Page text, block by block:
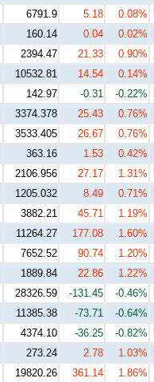
6791.9 5.18 0.08%
160.14 0.04 0.02%
2394.47 21.33 0.90%
10532.81 14.54 0.14%
142.97 -0.31 -0.22%
3374.378 25.43 0.76%
3533.405 26.67 0.76%
363.16 1.53 0.42%
2106.956 27.17 1.31%
1205.032 8.49 0.71%
3882.21 45.71 1.19%
11264.27 177.08 1.60%
7652.52 90.74 1.20%
1889.84 22.86 1.22%
28326.59 -131.45 -0.46%
11385.38 -73.71 -0.64%
4374.10 -36.25 -0.82%
273.24 2.78 1.03%
19820.26 361.14 1.86%